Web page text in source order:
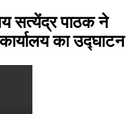
सत्येंद्र पाठक ने
का उद्घाटन